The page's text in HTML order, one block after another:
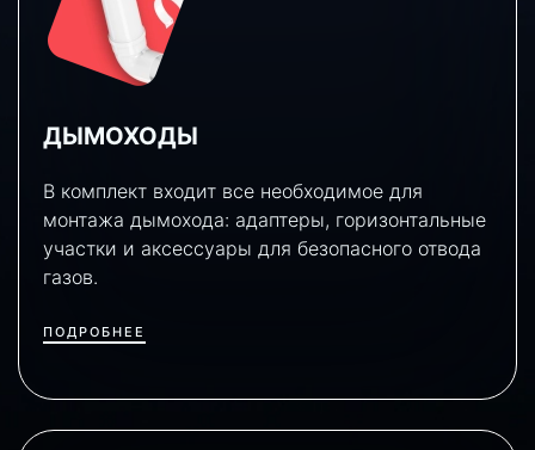
ДЫМОХОДЫ
В комплект входит все необходимое для
монтажа дымохода: адаптеры, горизонтальные
участки и аксессуары для безопасного отвода
газов.
ПОДРОБНЕЕ